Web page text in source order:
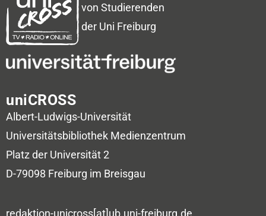
von Studierenden
der Uni Freiburg
uniCROSS
Albert-Ludwigs-Universität
Universitätsbibliothek Medienzentrum
Platz der Universität 2
D-79098 Freiburg im Breisgau
redaktion-unicross[at]ub.uni-freiburg.de